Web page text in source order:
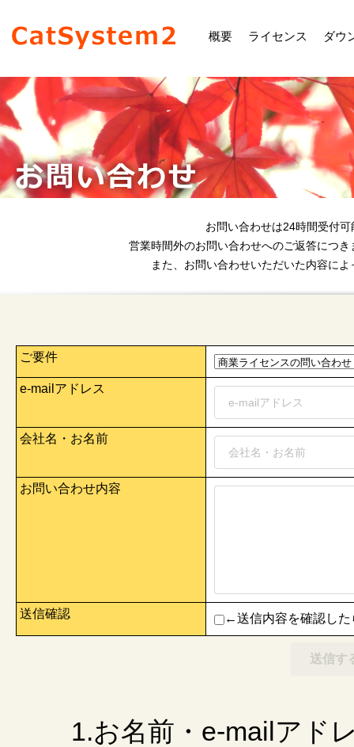
概要 ライセンス ダウ
お問い合わせは24時間受付
営業時間外のお問い合わせへのご返答につ
また、お問い合わせいただいた内容に
ご要件
e-mailアドレス
会社名・お名前
お問い合わせ内容
送信確認 ←送信内容を確認した
送信す
1.お名前・e-mailアド